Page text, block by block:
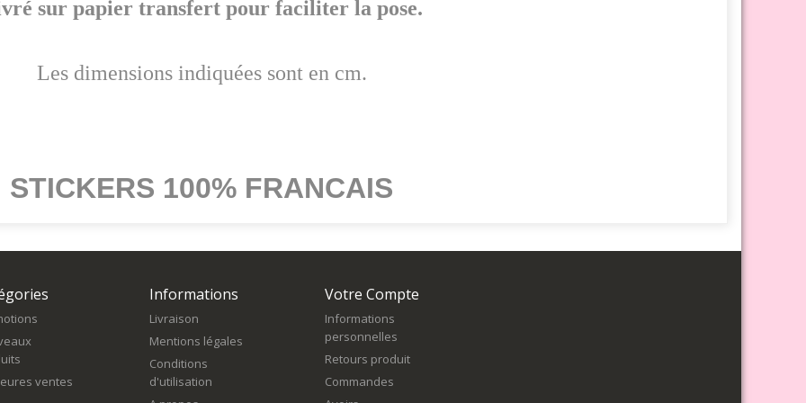
sur papier transfert pour faciliter la pose.
Les dimensions indiquées sont en cm.
STICKERS 100% FRANCAIS
ventes
Informations
Livraison
Mentions légales
Conditions
d'utilisation
Votre Compte
Informations
personnelles
Retours produit
Commandes